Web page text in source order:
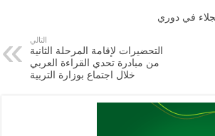
في دوري
التالي
التحضيرات لإقامة المرحلة الثانية
من مبادرة تحدي القراءة العربي
خلال ‏اجتماع بوزارة التربية